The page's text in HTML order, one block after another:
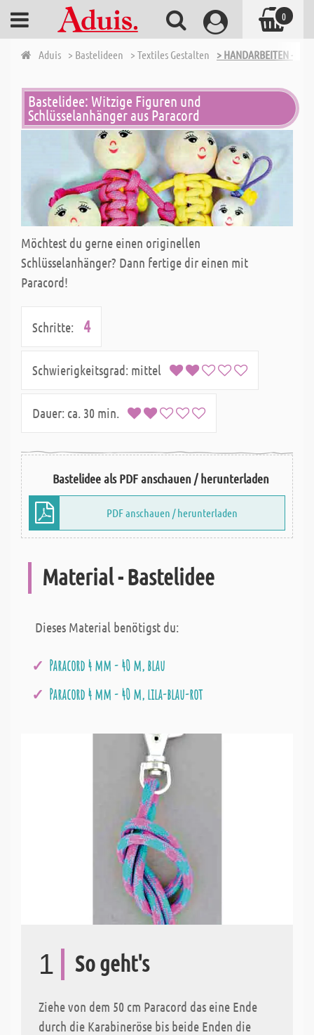
Aduis > Bastelideen > Textiles Gestalten > HANDARBEITEN -
Bastelidee: Witzige Figuren und
Schlüsselanhänger aus Paracord
Möchtest du gerne einen originellen
Schlüsselanhänger? Dann fertige dir einen mit
Paracord!
Schritte: 4
Schwierigkeitsgrad: mittel
Dauer: ca. 30 min.
Bastelidee als PDF anschauen / herunterladen
PDF anschauen / herunterladen
Material - Bastelidee
Dieses Material benötigst du:
Paracord 4 mm - 40 m, blau
Paracord 4 mm - 40 m, lila-blau-rot
1 So geht's
Ziehe von dem 50 cm Paracord das eine Ende
durch die Karabineröse bis beide Enden die
0